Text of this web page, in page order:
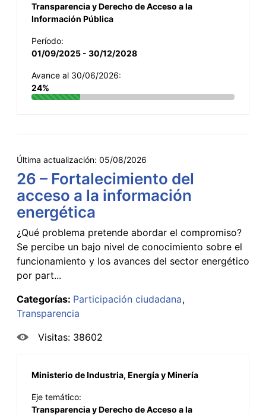
Transparencia y Derecho de Acceso a la
Información Pública
Período:
01/09/2025 - 30/12/2028
Avance al 30/06/2026:
24%
Última actualización: 05/08/2026
26 – Fortalecimiento del
acceso a la información
energética
¿Qué problema pretende abordar el compromiso?
Se percibe un bajo nivel de conocimiento sobre el
funcionamiento y los avances del sector energético
por part...
Categorías: Participación ciudadana
Transparencia
Visitas: 38602
Ministerio de Industria, Energía y Minería
Eje temático:
Transparencia y Derecho de Acceso a la